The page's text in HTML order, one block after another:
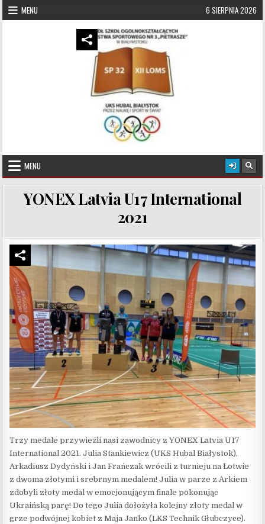
Skip to content
MENU 6 SIERPNIA 2026
UKS Hubal Białystok
MENU
YONEX Latvia U17 International
2021
Trzy medale przywieźli nasi zawodnicy z YONEX Latvia U17
International 2021. Julia Stankiewicz (UKS Hubal Białystok),
Arkadiusz Dydyński i Jan Frańczak wrócili z turnieju na Łotwie
z dwoma złotymi i srebrnym medalem! Julia w parze z Arkiem
zdobyli złoty medal w emocjonującym finale pokonując
Ukraińską parę! Do tego Julia dołożyła kolejny złoty medal w
grze podwójnej kobiet z Maja Janko (LKS Technik Głubczyce).